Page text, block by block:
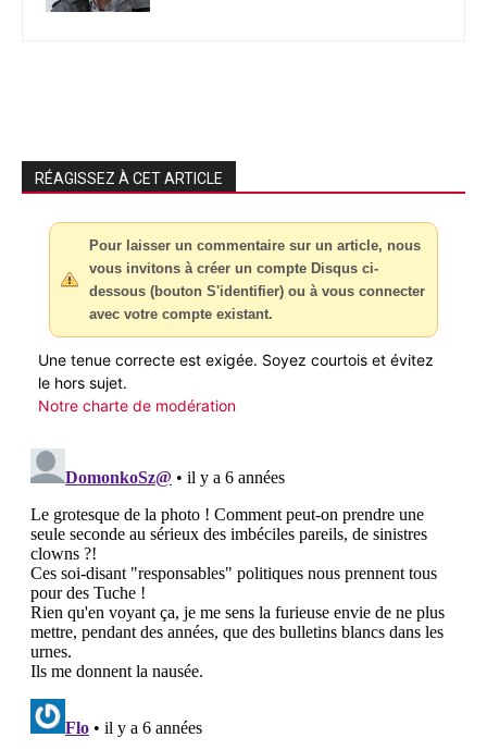
RÉAGISSEZ À CET ARTICLE
Pour laisser un commentaire sur un article, nous
vous invitons à créer un compte Disqus ci-
dessous (bouton S'identifier) ou à vous connecter
avec votre compte existant.
Une tenue correcte est exigée. Soyez courtois et évitez
le hors sujet.
Notre charte de modération